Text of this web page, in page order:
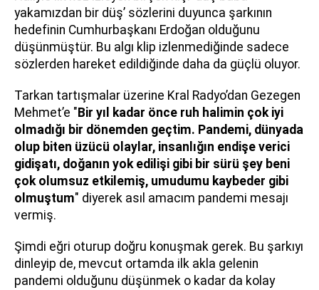
yakamızdan bir düş’ sözlerini duyunca şarkının
hedefinin Cumhurbaşkanı Erdoğan olduğunu
düşünmüştür. Bu algı klip izlenmediğinde sadece
sözlerden hareket edildiğinde daha da güçlü oluyor.
Tarkan tartışmalar üzerine Kral Radyo’dan Gezegen
Mehmet’e " Bir yıl kadar önce ruh halimin çok iyi
olmadığı bir dönemden geçtim. Pandemi, dünyada
olup biten üzücü olaylar, insanlığın endişe verici
gidişatı, doğanın yok edilişi gibi bir sürü şey beni
çok olumsuz etkilemiş, umudumu kaybeder gibi
olmuştum" diyerek asıl amacım pandemi mesajı
vermiş.
Şimdi eğri oturup doğru konuşmak gerek. Bu şarkıyı
dinleyip de, mevcut ortamda ilk akla gelenin
pandemi olduğunu düşünmek o kadar da kolay